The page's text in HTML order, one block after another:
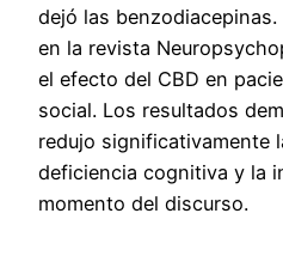
dejó las
en la revista
el efecto del CBD en
social. Los resultados
redujo significativamente
deficiencia cognitiva y la
momento del discurso.